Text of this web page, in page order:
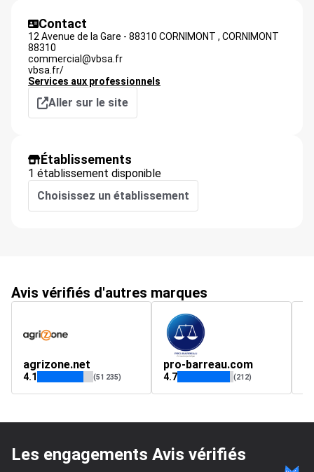
Contact
12 Avenue de la Gare - 88310 CORNIMONT , CORNIMONT
88310
commercial@vbsa.fr
vbsa.fr/
Services aux professionnels
Aller sur le site
Établissements
1 établissement disponible
Choisissez un établissement
Avis vérifiés d'autres marques
agrizone.net
4.1 (51 235)
pro-barreau.com
4.7 (212)
Les engagements Avis vérifiés